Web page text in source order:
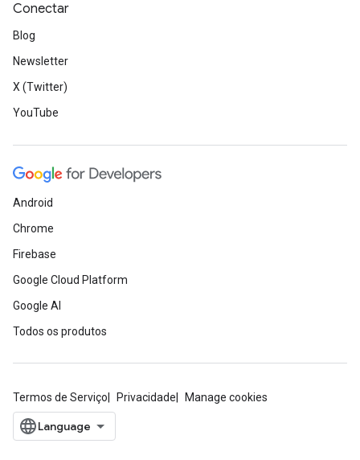
Conectar
Blog
Newsletter
X (Twitter)
YouTube
Android
Chrome
Firebase
Google Cloud Platform
Google AI
Todos os produtos
Termos de Serviço Privacidade Manage cookies